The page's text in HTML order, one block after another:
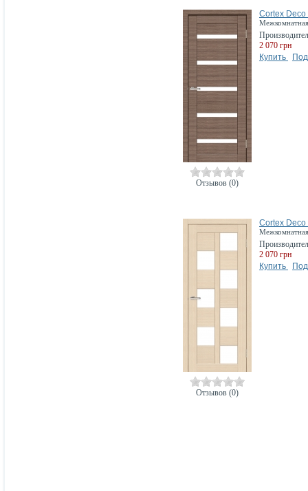
Отзывов (0)
Cortex Deco
2 070 грн
Купить
Отзывов (0)
Cortex Deco
2 070 грн
Купить